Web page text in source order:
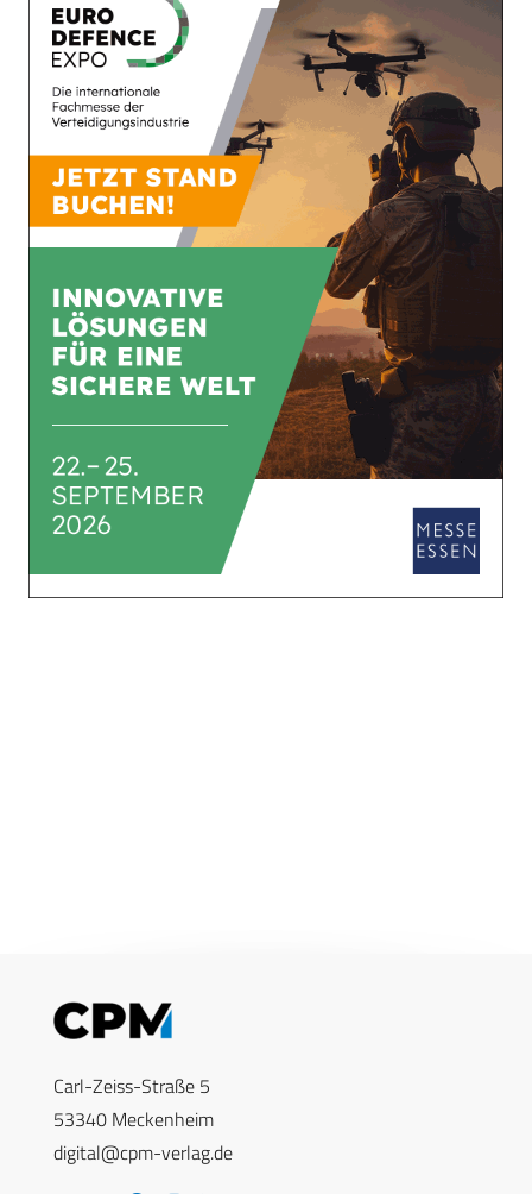
Carl-Zeiss-Straße 5
53340 Meckenheim
digital@cpm-verlag.de